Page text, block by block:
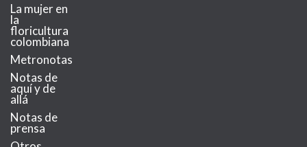
La mujer en
la
floricultura
colombiana
Metronotas
Notas de
aquí y de
allá
Notas de
prensa